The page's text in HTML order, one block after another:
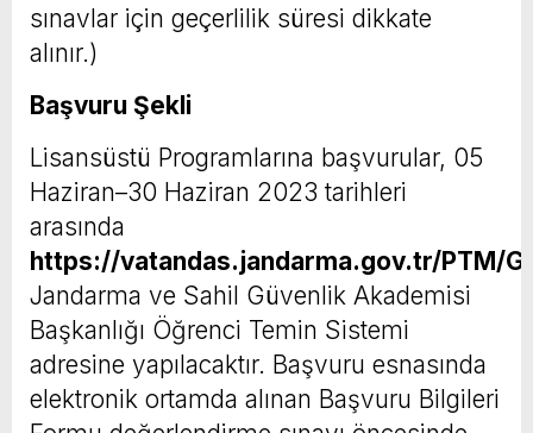
sınavlar için geçerlilik süresi dikkate
alınır.)
Başvuru Şekli
Lisansüstü Programlarına başvurular, 05
Haziran–30 Haziran 2023 tarihleri
arasında
https://vatandas.jandarma.gov.tr/PTM/
Jandarma ve Sahil Güvenlik Akademisi
Başkanlığı Öğrenci Temin Sistemi
adresine yapılacaktır. Başvuru esnasında
elektronik ortamda alınan Başvuru Bilgileri